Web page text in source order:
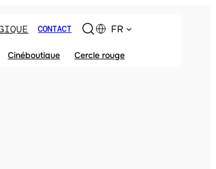
CONTACT FR
Cinéboutique Cercle rouge